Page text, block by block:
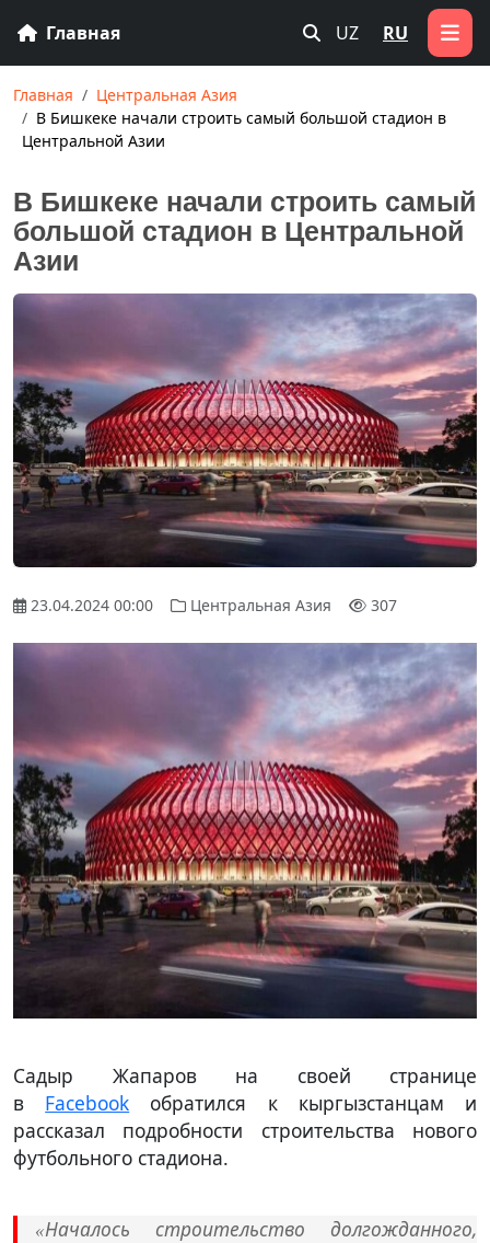
Главная UZ RU
Главная
Центральная Азия
В Бишкеке начали строить самый большой стадион в
Центральной Азии
В Бишкеке начали строить самый
большой стадион в Центральной
Азии
23.04.2024 00:00 Центральная Азия 307
Садыр Жапаров на своей странице
в Facebook обратился к кыргызстанцам и
рассказал подробности строительства нового
футбольного стадиона.
«Началось строительство долгожданного,